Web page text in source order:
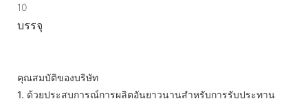
10
บรรจุ
คุณสมบัติของบริษัท
1. ด้วยประสบการณ์การผลิตอันยาวนานสำหรับการรับประทาน